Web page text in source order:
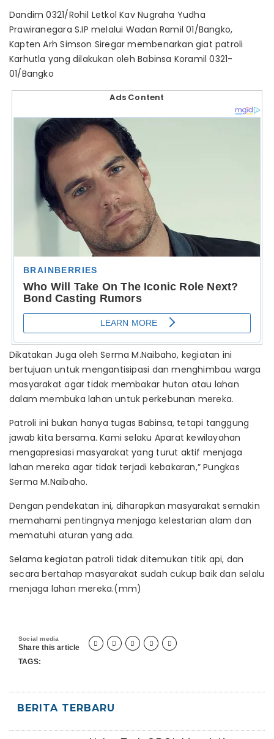
Dandim 0321/Rohil Letkol Kav Nugraha Yudha
Prawiranegara S.IP melalui Wadan Ramil 01/Bangko,
Kapten Arh Simson Siregar membenarkan giat patroli
Karhutla yang dilakukan oleh Babinsa Koramil 0321-
01/Bangko
Ads Content
Dikatakan Juga oleh Serma M.Naibaho, kegiatan ini
bertujuan untuk mengantisipasi dan menghimbau warga
masyarakat agar tidak membakar hutan atau lahan
dalam membuka lahan untuk perkebunan mereka.
Patroli ini bukan hanya tugas Babinsa, tetapi tanggung
jawab kita bersama. Kami selaku Aparat kewilayahan
mengapresiasi masyarakat yang turut aktif menjaga
lahan mereka agar tidak terjadi kebakaran,” Pungkas
Serma M.Naibaho.
Dengan pendekatan ini, diharapkan masyarakat semakin
memahami pentingnya menjaga kelestarian alam dan
mematuhi aturan yang ada.
Selama kegiatan patroli tidak ditemukan titik api, dan
secara bertahap masyarakat sudah cukup baik dan selalu
menjaga lahan mereka.(mm)
Social media
Share this article     
TAGS:
BERITA TERBARU